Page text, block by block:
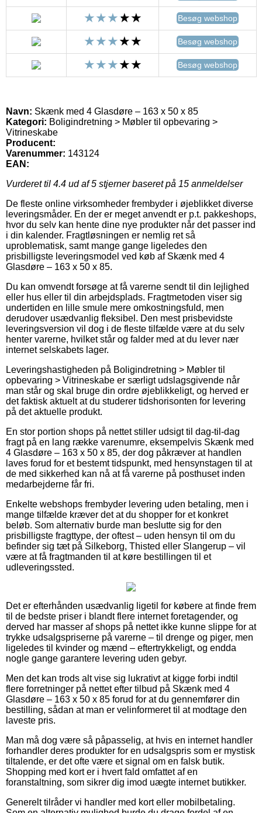
Besøg webshop
Besøg webshop
Besøg webshop
Navn: Skænk med 4 Glasdøre – 163 x 50 x 85
Kategori: Boligindretning > Møbler til opbevaring >
Vitrineskabe
Producent:
Varenummer: 143124
EAN:
Vurderet til 4.4 ud af 5 stjerner baseret på 15 anmeldelser
De fleste online virksomheder frembyder i øjeblikket diverse
leveringsmåder. En der er meget anvendt er p.t. pakkeshops,
hvor du selv kan hente dine nye produkter når det passer ind
i din kalender. Fragtløsningen er nemlig ret så
uproblematisk, samt mange gange ligeledes den
prisbilligste leveringsmodel ved køb af Skænk med 4
Glasdøre – 163 x 50 x 85.
Du kan omvendt forsøge at få varerne sendt til din lejlighed
eller hus eller til din arbejdsplads. Fragtmetoden viser sig
undertiden en lille smule mere omkostningsfuld, men
derudover usædvanlig fleksibel. Den mest prisbevidste
leveringsversion vil dog i de fleste tilfælde være at du selv
henter varerne, hvilket står og falder med at du lever nær
internet selskabets lager.
Leveringshastigheden på Boligindretning > Møbler til
opbevaring > Vitrineskabe er særligt udslagsgivende når
man står og skal bruge din ordre øjeblikkeligt, og herved er
det faktisk aktuelt at du studerer tidshorisonten for levering
på det aktuelle produkt.
En stor portion shops på nettet stiller udsigt til dag-til-dag
fragt på en lang række varenumre, eksempelvis Skænk med
4 Glasdøre – 163 x 50 x 85, der dog påkræver at handlen
laves forud for et bestemt tidspunkt, med hensynstagen til at
de med sikkerhed kan nå at få varerne på posthuset inden
medarbejderne får fri.
Enkelte webshops frembyder levering uden betaling, men i
mange tilfælde kræver det at du shopper for et konkret
beløb. Som alternativ burde man beslutte sig for den
prisbilligste fragttype, der oftest – uden hensyn til om du
befinder sig tæt på Silkeborg, Thisted eller Slangerup – vil
være at få fragtmanden til at køre bestillingen til et
udleveringssted.
Det er efterhånden usædvanlig ligetil for købere at finde frem
til de bedste priser i blandt flere internet foretagender, og
derved har masser af shops på nettet ikke kunne slippe for at
trykke udsalgspriserne på varerne – til drenge og piger, men
ligeledes til kvinder og mænd – eftertrykkeligt, og endda
nogle gange garantere levering uden gebyr.
Men det kan trods alt vise sig lukrativt at kigge forbi indtil
flere forretninger på nettet efter tilbud på Skænk med 4
Glasdøre – 163 x 50 x 85 forud for at du gennemfører din
bestilling, sådan at man er velinformeret til at modtage den
laveste pris.
Man må dog være så påpasselig, at hvis en internet handler
forhandler deres produkter for en udsalgspris som er mystisk
tiltalende, er det ofte være et signal om en falsk butik.
Shopping med kort er i hvert fald omfattet af en
foranstaltning, som sikrer dig imod uægte internet butikker.
Generelt tilråder vi handler med kort eller mobilbetaling.